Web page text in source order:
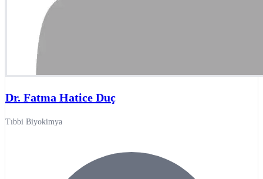
Dr. Fatma Hatice Duç
Tıbbi Biyokimya